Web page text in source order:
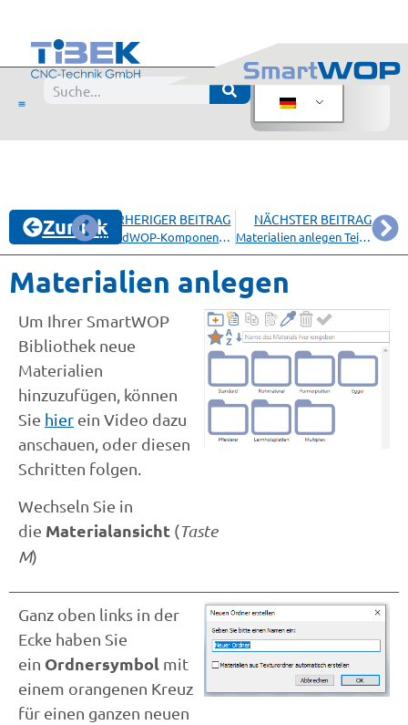
ZurückVORHERIGER BEITRAG
woodWOP-Komponente als freie Bearbeitung
NÄCHSTER BEITRAG
Materialien anlegen Teil 2 – Schichten
Materialien anlegen
Um Ihrer SmartWOP
Bibliothek neue
Materialien
hinzuzufügen, können
Sie hier ein Video dazu
anschauen, oder diesen
Schritten folgen.
Wechseln Sie in
die Materialansicht (Taste
M)
Ganz oben links in der
Ecke haben Sie
ein Ordnersymbol mit
einem orangenen Kreuz
für einen ganzen neuen